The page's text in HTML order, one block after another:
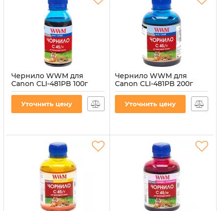
Чернило WWM для
Canon CLI-481PB 100г
Blue водорастворимое
Уточнить цену
Чернило WWM для
Canon CLI-481PB 200г
Blue водорастворимое
Уточнить цену